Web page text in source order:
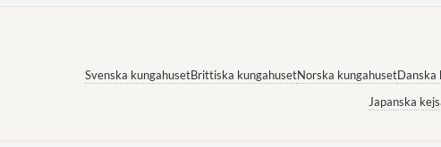
Svenska kungahusetBrittiska kungahusetNorska kungahusetDanska
Japanska